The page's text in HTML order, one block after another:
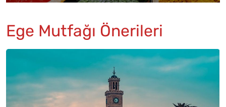
Ege Mutfağı Önerileri